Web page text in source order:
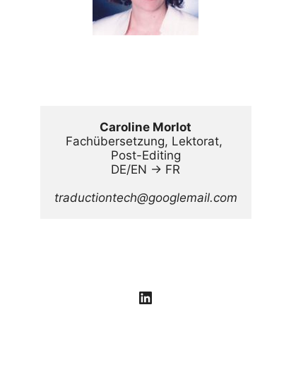
Caroline Morlot
Fachübersetzung, Lektorat,
Post-Editing
DE/EN → FR
traductiontech@googlemail.com
LinkedIn